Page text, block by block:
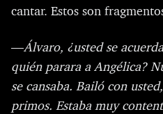
cantar. Estos son
—Álvaro, ¿usted se
quién parara a Angélica?
se cansaba. Bailó con
primos. Estaba muy